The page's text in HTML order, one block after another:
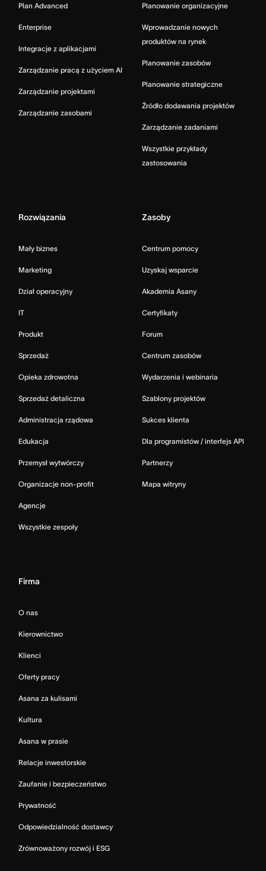
Plan Advanced
Enterprise
Integracje z aplikacjami
Zarządzanie pracą z użyciem AI
Zarządzanie projektami
Zarządzanie zasobami
Planowanie organizacyjne
Wprowadzanie nowych
produktów na rynek
Planowanie zasobów
Planowanie strategiczne
Źródło dodawania projektów
Zarządzanie zadaniami
Wszystkie przykłady
zastosowania
Rozwiązania
Mały biznes
Marketing
Dział operacyjny
IT
Produkt
Sprzedaż
Opieka zdrowotna
Sprzedaż detaliczna
Administracja rządowa
Edukacja
Przemysł wytwórczy
Organizacje non-profit
Agencje
Wszystkie zespoły
Zasoby
Centrum pomocy
Uzyskaj wsparcie
Akademia Asany
Certyfikaty
Forum
Centrum zasobów
Wydarzenia i webinaria
Szablony projektów
Sukces klienta
Dla programistów / interfejs API
Partnerzy
Mapa witryny
Firma
O nas
Kierownictwo
Klienci
Oferty pracy
Asana za kulisami
Kultura
Asana w prasie
Relacje inwestorskie
Zaufanie i bezpieczeństwo
Prywatność
Odpowiedzialność dostawcy
Zrównoważony rozwój i ESG